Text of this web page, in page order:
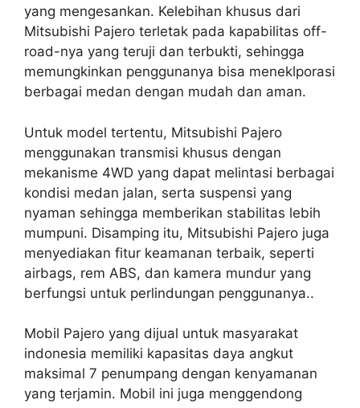
yang mengesankan. Kelebihan khusus dari
Mitsubishi Pajero terletak pada kapabilitas off-
road-nya yang teruji dan terbukti, sehingga
memungkinkan penggunanya bisa meneklporasi
berbagai medan dengan mudah dan aman.
Untuk model tertentu, Mitsubishi Pajero
menggunakan transmisi khusus dengan
mekanisme 4WD yang dapat melintasi berbagai
kondisi medan jalan, serta suspensi yang
nyaman sehingga memberikan stabilitas lebih
mumpuni. Disamping itu, Mitsubishi Pajero juga
menyediakan fitur keamanan terbaik, seperti
airbags, rem ABS, dan kamera mundur yang
berfungsi untuk perlindungan penggunanya..
Mobil Pajero yang dijual untuk masyarakat
indonesia memiliki kapasitas daya angkut
maksimal 7 penumpang dengan kenyamanan
yang terjamin. Mobil ini juga menggendong